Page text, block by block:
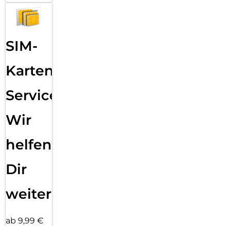
SIM-
Karten
Service:
Wir
helfen
Dir
weiter
ab 9,99 €